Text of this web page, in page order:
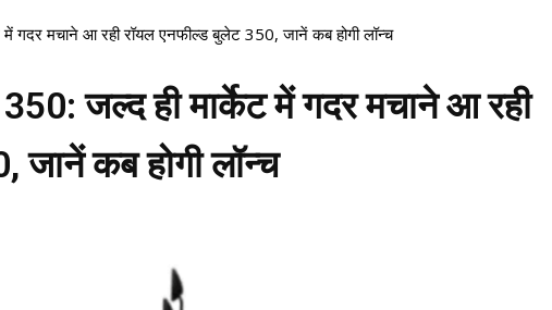
गदर मचाने आ रही रॉयल एनफील्ड बुलेट 350, जानें कब होगी लॉन्च
जल्द ही मार्केट में गदर मचाने आ रही
जानें कब होगी लॉन्च